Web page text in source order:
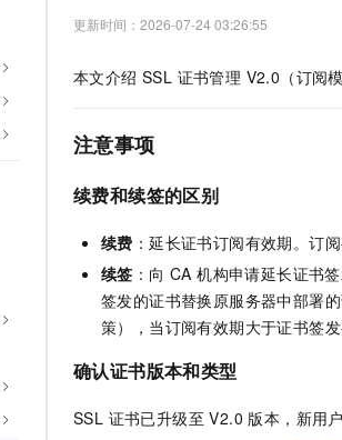
更新时间： 2026-07-24 03:26:55
本文介绍 SSL 证书管理 V2.0（订阅
注意事项
续费和续签的区别
续费 ：延长证书订阅有效期。订
续签 ：向 CA 机构申请延长证书
签发的证书替换原服务器中部署
策），当订阅有效期大于证书签
确认证书版本和类型
SSL 证书已升级至 V2.0 版本，新用
能看、能想、能动手的多模态智能体模型
Qwen3-VL-Plus
视觉 Coding、空间感知、多模态思考等全面升级
个人版上线、团队版降价；千问3.8-Max首发发尝鲜
多元化、高性能、安全可靠的大模型服务
无影云电脑
随时随地安全接入的云上超级电脑
云解析DNS
云原生大数据计算服务 MaxCompute
HappyHorse 打造一站式影视创作平台
快速拥有专属 OpenClaw
推荐新用户得奖励，单订单最高返9万
云工开物
高校专属算力普惠，学生认证享300元代金券
免费试用
解决方案免费试用 新老同享
AI 产品 免费试用
1亿+ 大模型 tokens 和 30+ 款产品免费体验
140+云产品 免费试用
产品新客免费试用，最长12个月
大模型ACA认证体验
管理和优化成本
观测云
Tuya 物联网平台阿里云版
电子合同
畅捷通
Tableau 订阅
AI空中课堂在线直播课堂（旗舰版）
销售伙伴合作计划
无影生态合作计划
Consulting Partner 合作计划
自助服务
在线服务
短信专区
分析师报告
研究报告与白皮书
天池大赛
AI 算法大赛
云开发大赛
入门学习赛